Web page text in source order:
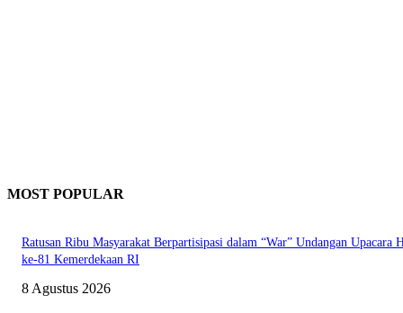
MOST POPULAR
Ratusan Ribu Masyarakat Berpartisipasi dalam “War” Undangan Upacara
ke-81 Kemerdekaan RI
8 Agustus 2026